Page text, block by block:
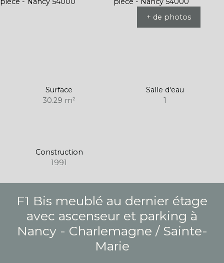
+ de photos
Surface
30.29 m²
Salle d'eau
1
Construction
1991
F1 Bis meublé au dernier étage
avec ascenseur et parking à
Nancy - Charlemagne / Sainte-
Marie